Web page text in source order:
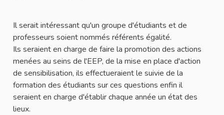
Il serait intéressant qu'un groupe d'étudiants et de
professeurs soient nommés référents égalité.
Ils seraient en charge de faire la promotion des actions
menées au seins de l'EEP, de la mise en place d'action
de sensibilisation, ils effectueraient le suivie de la
formation des étudiants sur ces questions enfin il
seraient en charge d'établir chaque année un état des
lieux.